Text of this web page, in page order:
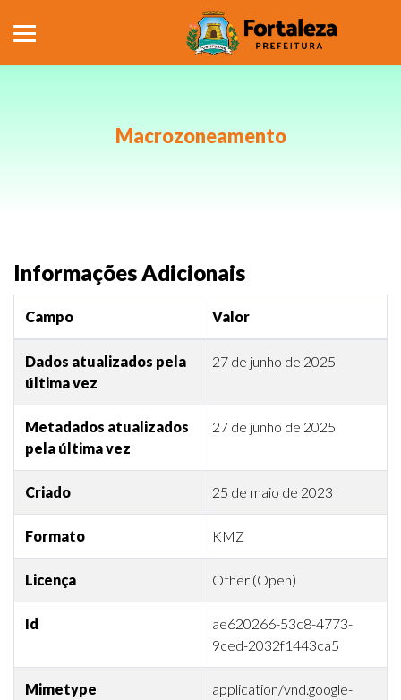
Macrozoneamento
Informações Adicionais
Campo Valor
Dados atualizados pela
última vez
27 de junho de 2025
Metadados atualizados
pela última vez
27 de junho de 2025
Criado 25 de maio de 2023
Formato KMZ
Licença Other (Open)
Id
ae620266-53c8-4773-
9ced-2032f1443ca5
Mimetype
application/vnd.google-